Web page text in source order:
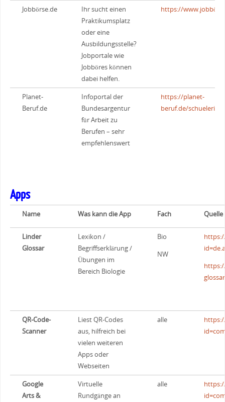
Jobbörse.de
Ihr sucht einen
Praktikumsplatz
oder eine
Ausbildungsstelle?
Jobportale wie
Jobböres können
dabei helfen.
https://
Planet-
Beruf.de
Infoportal der
Bundesargentur
für Arbeit zu
Berufen – sehr
empfehlenswert
https://planet-
beruf.de/
Apps
Name Was kann die App Fach
Linder
Glossar
Lexikon /
Begriffserklärung /
Übungen im
Bereich Biologie
Bio
NW
QR-Code-
Scanner
Liest QR-Codes
aus, hilfreich bei
vielen weiteren
Apps oder
Webseiten
alle
Google
Arts &
Virtuelle
Rundgänge an
alle